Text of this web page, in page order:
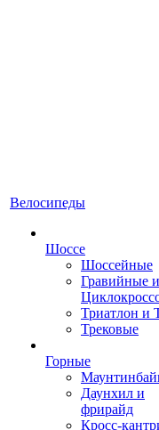
Велосипеды
Шоссе
Шоссейные
Гравийные и
Триатлон и
Трековые
Горные
Даунхил и
фрирайд
Кросс-